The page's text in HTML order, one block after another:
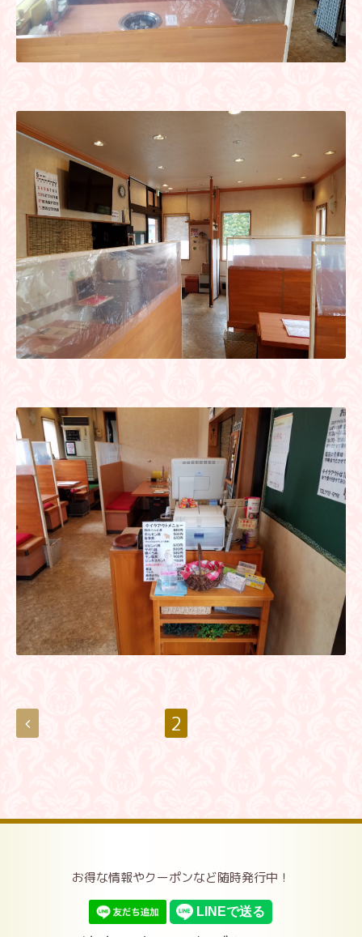
2
お得な情報やクーポンなど随時発行中！